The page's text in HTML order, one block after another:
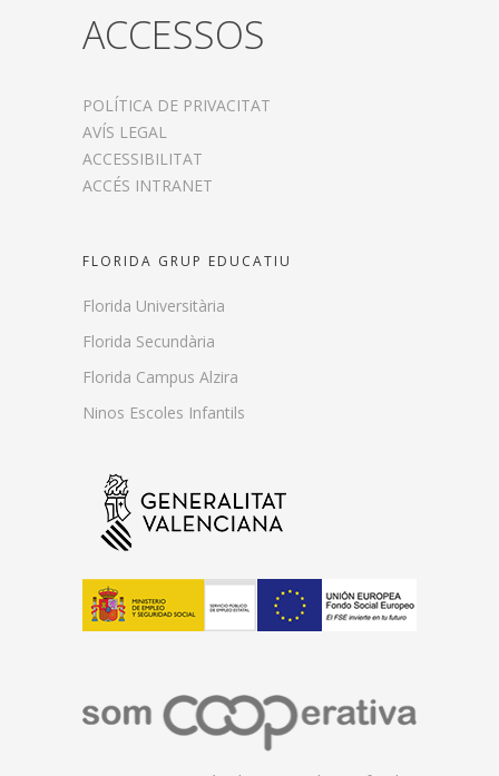
ACCESSOS
POLÍTICA DE PRIVACITAT
AVÍS LEGAL
ACCESSIBILITAT
ACCÉS INTRANET
FLORIDA GRUP EDUCATIU
Florida Universitària
Florida Secundària
Florida Campus Alzira
Ninos Escoles Infantils